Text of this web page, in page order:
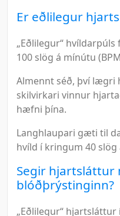
Er eðlilegur
„Eðlilegur“
100 slög á mínútu
Almennt séð, því lægri
skilvirkari vinnur
hæfni þína.
Langhlaupari gæti til
hvíld í kringum 40 slög
Segir hjartsláttur
blóðþrýstinginn?
„Eðlilegur“